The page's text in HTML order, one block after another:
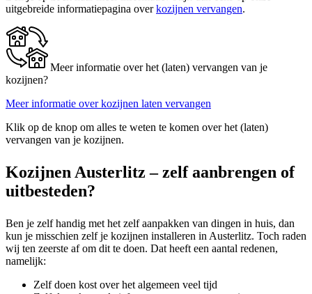
uitgebreide informatiepagina overkozijnen vervangen.
Meer informatie over het (laten) vervangen van je
kozijnen?
Meer informatie over kozijnen laten vervangen
Klik op de knop om alles te weten te komen over het (laten)
vervangen van je kozijnen.
Kozijnen Austerlitz – zelf aanbrengen of
uitbesteden?
Ben je zelf handig met het zelf aanpakken van dingen in huis, dan
kun je misschien zelf je kozijnen installeren in Austerlitz. Toch raden
wij ten zeerste af om dit te doen. Dat heeft een aantal redenen,
namelijk:
Zelf doen kost over het algemeen veel tijd